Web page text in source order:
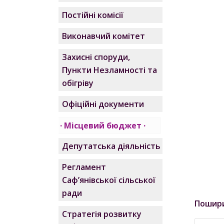
Постійні комісії
Виконавчий комітет
Захисні споруди,
Пункти Незламності та
обігріву
Офіційні документи
Місцевий бюджет
Депутатська діяльність
Регламент
Саф’янівської сільської
ради
Стратегія розвитку